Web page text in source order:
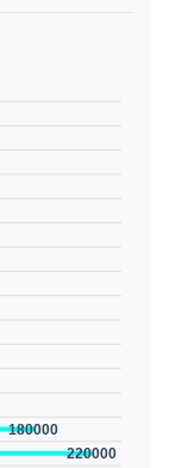
180000
220000